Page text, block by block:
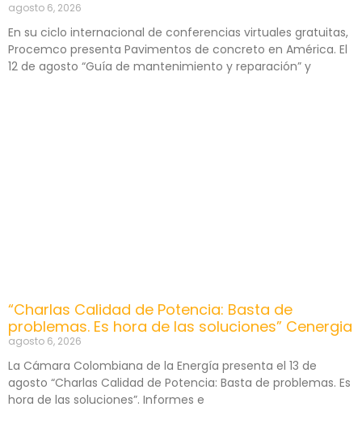
agosto 6, 2026
En su ciclo internacional de conferencias virtuales gratuitas,
Procemco presenta Pavimentos de concreto en América. El
12 de agosto “Guía de mantenimiento y reparación” y
“Charlas Calidad de Potencia: Basta de
problemas. Es hora de las soluciones” Cenergia
agosto 6, 2026
La Cámara Colombiana de la Energía presenta el 13 de
agosto “Charlas Calidad de Potencia: Basta de problemas. Es
hora de las soluciones”. Informes e